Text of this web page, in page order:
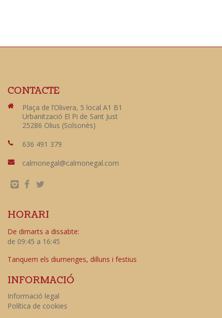
CONTACTE
Plaça de l’Olivera, 5 local A1 B1
Urbanització El Pi de Sant Just
25286 Olius (Solsonès)
636 491 379
calmonegal@calmonegal.com
HORARI
De dimarts a dissabte:
de 09:45 a 16:45
Tanquem els diumenges, dilluns i festius
INFORMACIÓ
Informació legal
Política de cookies